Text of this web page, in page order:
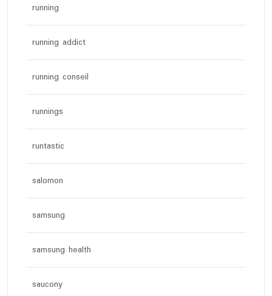
running
running addict
running conseil
runnings
runtastic
salomon
samsung
samsung health
saucony